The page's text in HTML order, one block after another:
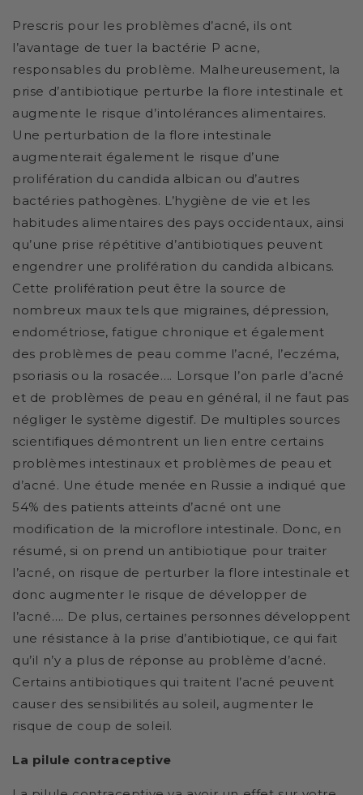
Prescris pour les problèmes d’acné, ils ont
l’avantage de tuer la bactérie P acne,
responsables du problème. Malheureusement, la
prise d’antibiotique perturbe la flore intestinale et
augmente le risque d’intolérances alimentaires.
Une perturbation de la flore intestinale
augmenterait également le risque d’une
prolifération du candida albican ou d’autres
bactéries pathogènes. L’hygiène de vie et les
habitudes alimentaires des pays occidentaux, ainsi
qu’une prise répétitive d’antibiotiques peuvent
engendrer une prolifération du candida albicans.
Cette prolifération peut être la source de
nombreux maux tels que migraines, dépression,
endométriose, fatigue chronique et également
des problèmes de peau comme l’acné, l’eczéma,
psoriasis ou la rosacée…. Lorsque l’on parle d’acné
et de problèmes de peau en général, il ne faut pas
négliger le système digestif. De multiples sources
scientifiques démontrent un lien entre certains
problèmes intestinaux et problèmes de peau et
d’acné. Une étude menée en Russie a indiqué que
54% des patients atteints d’acné ont une
modification de la microflore intestinale. Donc, en
résumé, si on prend un antibiotique pour traiter
l’acné, on risque de perturber la flore intestinale et
donc augmenter le risque de développer de
l’acné…. De plus, certaines personnes développent
une résistance à la prise d’antibiotique, ce qui fait
qu’il n’y a plus de réponse au problème d’acné.
Certains antibiotiques qui traitent l’acné peuvent
causer des sensibilités au soleil, augmenter le
risque de coup de soleil.
La pilule contraceptive